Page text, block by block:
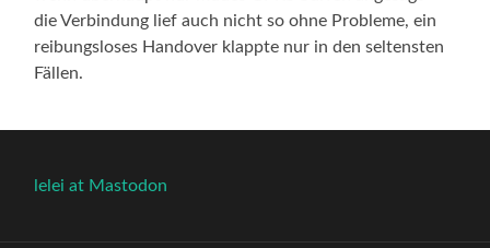
die Verbindung lief auch nicht so ohne Probleme, ein
reibungsloses Handover klappte nur in den seltensten
Fällen.
lelei at Mastodon